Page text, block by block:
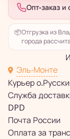
Опт-заказ и
📦Отгрузка из
города
Эль-Монте
Курьер
Служба
DPD
Почта России
Оплата за